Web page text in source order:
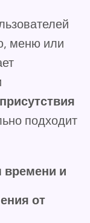
меню или
подходит
времени и
от